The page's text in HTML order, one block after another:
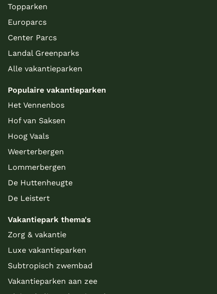
Topparken
Europarcs
Center Parcs
Landal Greenparks
Alle vakantieparken
Populaire vakantieparken
Het Vennenbos
Hof van Saksen
Hoog Vaals
Weerterbergen
Lommerbergen
De Huttenheugte
De Leistert
Vakantiepark thema's
Zorg & vakantie
Luxe vakantieparken
Subtropisch zwembad
Vakantieparken aan zee